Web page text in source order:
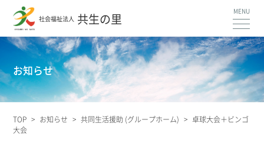
社会福祉法人 共生の里
お知らせ
TOP > お知らせ > 共同生活援助 (グループホーム) > 卓球大会＋ビンゴ
大会